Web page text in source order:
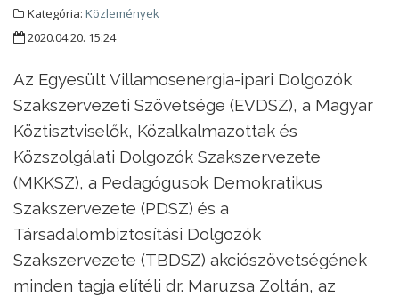
Kategória: Közlemények
2020.04.20. 15:24
Az Egyesült Villamosenergia-ipari Dolgozók
Szakszervezeti Szövetsége (EVDSZ), a Magyar
Köztisztviselők, Közalkalmazottak és
Közszolgálati Dolgozók Szakszervezete
(MKKSZ), a Pedagógusok Demokratikus
Szakszervezete (PDSZ) és a
Társadalombiztosítási Dolgozók
Szakszervezete (TBDSZ) akciószövetségének
minden tagja elítéli dr. Maruzsa Zoltán, az